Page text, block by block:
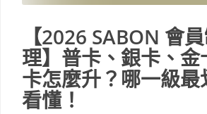
【2026 SABON 會
理】普卡、銀卡、金
卡怎麼升？哪一級最
看懂！